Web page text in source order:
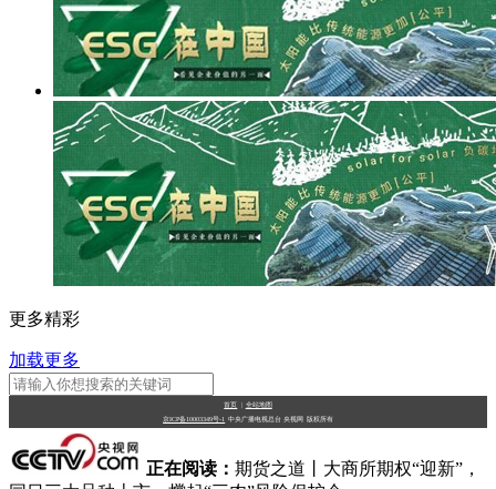
更多精彩
加载更多
首页 全站地图
京ICP备10003349号-1 中央广播电视总台 央视网 版权所有
正在阅读： 期货之道丨大商所期权“迎新”，